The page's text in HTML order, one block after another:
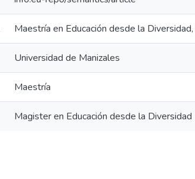
Maestría en Educación desde la
Universidad de Manizales
Maestría
Magister en Educación desde la Diversidad